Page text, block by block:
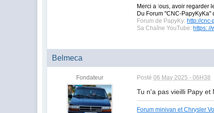
Merci a tous, avoir regarder
Du Forum "CNC-PapyKyKa"
Forum de PapyKy: http://
Sa Chaîne YouTube: https:
Belmeca
Fondateur Posté06 May 2025 - 06H38
Tu n'a pas vieilli Papy
Forum minivan et Chrysler